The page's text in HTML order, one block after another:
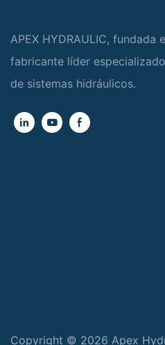
APEX HYDRAULIC, fundada
fabricante líder
de sistemas hidráulicos.
Copyright © 2026 Apex